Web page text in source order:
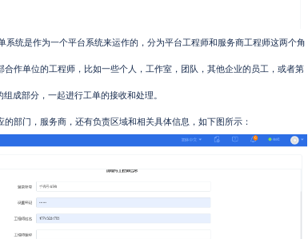
系统是作为一个平台系统来运作的，分为平台工程师和服务商工程师这两个角
作单位的工程师，比如一些个人，工作室，团队，其他企业的员工，或者第
成部分，一起进行工单的接收和处理。
部门，服务商，还有负责区域和相关具体信息，如下图所示：